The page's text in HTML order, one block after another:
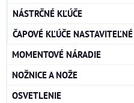
NÁSTRČNÉ KĽÚČE
ČAPOVÉ KĽÚČE NASTAVITEĽNÉ
MOMENTOVÉ NÁRADIE
NOŽNICE A NOŽE
OSVETLENIE